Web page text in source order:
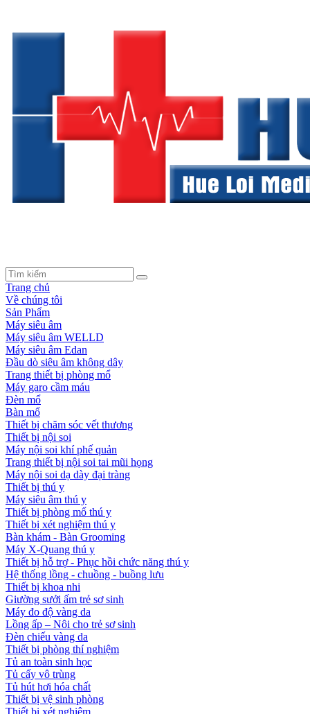
Trang chủ
Về chúng tôi
Sản Phẩm
Máy siêu âm
Máy siêu âm WELLD
Máy siêu âm Edan
Đầu dò siêu âm không dây
Trang thiết bị phòng mổ
Máy garo cầm máu
Đèn mổ
Bàn mổ
Thiết bị chăm sóc vết thương
Thiết bị nội soi
Máy nội soi khí phế quản
Trang thiết bị nội soi tai mũi họng
Máy nội soi dạ dày đại tràng
Thiết bị thú y
Máy siêu âm thú y
Thiết bị phòng mổ thú y
Thiết bị xét nghiệm thú y
Bàn khám - Bàn Grooming
Máy X-Quang thú y
Thiết bị hỗ trợ - Phục hồi chức năng thú y
Hệ thống lồng - chuồng - buồng lưu
Thiết bị khoa nhi
Giường sưởi ấm trẻ sơ sinh
Máy đo độ vàng da
Lồng ấp – Nôi cho trẻ sơ sinh
Đèn chiếu vàng da
Thiết bị phòng thí nghiệm
Tủ an toàn sinh học
Tủ cấy vô trùng
Tủ hút hơi hóa chất
Thiết bị vệ sinh phòng
Thiết bị xét nghiệm